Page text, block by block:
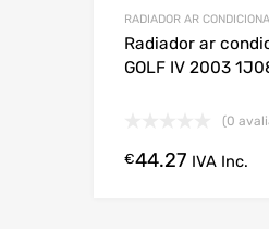
RADIADOR AR
Radiador ar
GOLF IV 2003
(0
€44.27 IVA Inc.